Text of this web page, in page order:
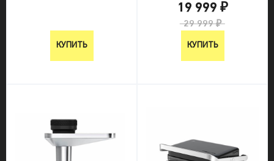
КУПИТЬ
19 999 ₽
29 999 ₽
КУПИТЬ